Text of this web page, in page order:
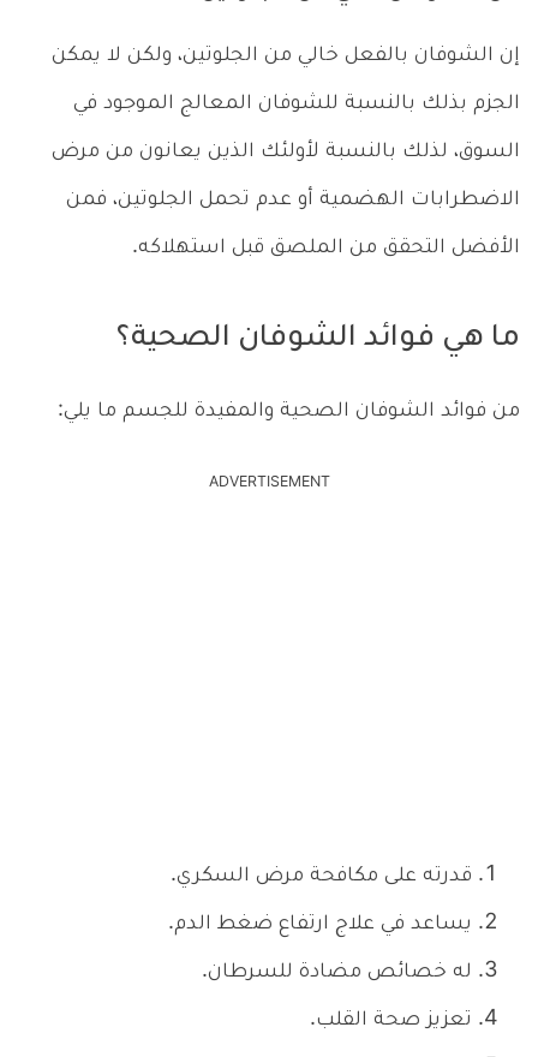
إن الشوفان بالفعل خالي من الجلوتين، ولكن لا يمكن
الجزم بذلك بالنسبة للشوفان المعالج الموجود في
السوق، لذلك بالنسبة لأولئك الذين يعانون من مرض
الاضطرابات الهضمية أو عدم تحمل الجلوتين، فمن
الأفضل التحقق من الملصق قبل استهلاكه.
ما هي فوائد الشوفان الصحية؟
من فوائد الشوفان الصحية والمفيدة للجسم ما يلي:
ADVERTISEMENT
قدرته على مكافحة مرض السكري.
يساعد في علاج ارتفاع ضغط الدم.
له خصائص مضادة للسرطان.
تعزيز صحة القلب.